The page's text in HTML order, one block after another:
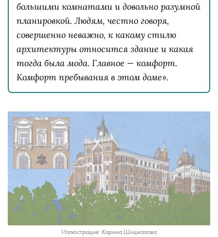
большими комнатами и довольно разумной
планировкой. Людям, честно говоря,
совершенно неважно, к какому стилю
архитектуры относится здание и какая
тогда была мода. Главное — комфорт.
Комфорт пребывания в этом доме».
Иллюстрация: Карина Шишкалова